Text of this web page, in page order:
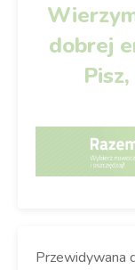
dobrej
Przewidywana